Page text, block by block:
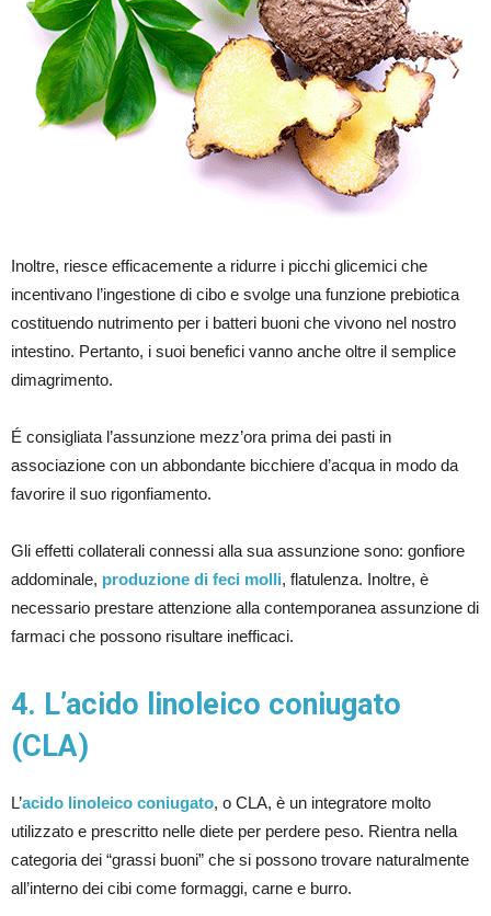
Inoltre, riesce efficacemente a ridurre i picchi glicemici che
incentivano l’ingestione di cibo e svolge una funzione prebiotica
costituendo nutrimento per i batteri buoni che vivono nel nostro
intestino. Pertanto, i suoi benefici vanno anche oltre il semplice
dimagrimento.
É consigliata l’assunzione mezz’ora prima dei pasti in
associazione con un abbondante bicchiere d’acqua in modo da
favorire il suo rigonfiamento.
Gli effetti collaterali connessi alla sua assunzione sono: gonfiore
addominale, produzione di feci molli, flatulenza. Inoltre, è
necessario prestare attenzione alla contemporanea assunzione di
farmaci che possono risultare inefficaci.
4. L’acido linoleico coniugato
(CLA)
L’acido linoleico coniugato, o CLA, è un integratore molto
utilizzato e prescritto nelle diete per perdere peso. Rientra nella
categoria dei “grassi buoni” che si possono trovare naturalmente
all’interno dei cibi come formaggi, carne e burro.